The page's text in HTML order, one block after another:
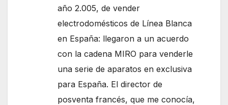
año 2.005, de vender
electrodomésticos de Línea Blanca
en España: llegaron a un acuerdo
con la cadena MIRO para venderle
una serie de aparatos en exclusiva
para España. El director de
posventa francés, que me conocía,